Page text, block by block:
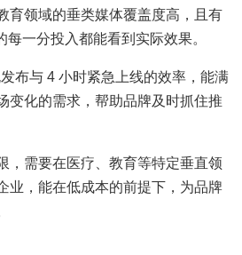
育领域的垂类媒体覆盖度高，且有
每一分投入都能看到实际效果。
布与 4 小时紧急上线的效率，能满
变化的需求，帮助品牌及时抓住推
，需要在医疗、教育等特定垂直领
业，能在低成本的前提下，为品牌